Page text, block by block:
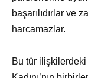
başarılıdırlar ve
harcamazlar.
Bu tür